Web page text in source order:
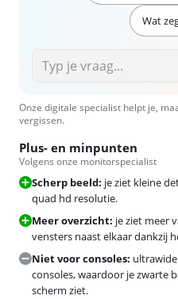
Wat
Onze digitale specialist helpt je,
vergissen.
Plus- en minpunten
Volgens onze monitorspecialist
Scherp beeld: je ziet kleine
quad hd resolutie.
Meer overzicht: je ziet meer
vensters naast elkaar dankzij
Niet voor consoles:
consoles, waardoor je zwarte
scherm ziet.